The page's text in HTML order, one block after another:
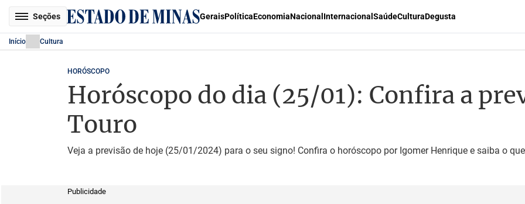
Seções GeraisPolíticaEconomiaNacional Internacional SaúdeCulturaDegusta
Início Cultura
HORÓSCOPO
Horóscopo do dia (25/01): Confira a
Touro
Veja a previsão de hoje (25/01/2024) para o seu signo! Confira o horóscopo por Igomer Henrique e saiba o
Publicidade